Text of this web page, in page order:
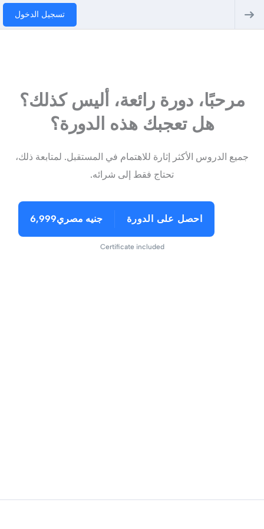
تسجيل الدخول
مرحبًا، دورة رائعة، أليس كذلك؟
هل تعجبك هذه الدورة؟
جميع الدروس الأكثر إثارة للاهتمام في المستقبل. لمتابعة ذلك،
تحتاج فقط إلى شرائه.
احصل على الدورة جنيه مصري6,999
Certificate included